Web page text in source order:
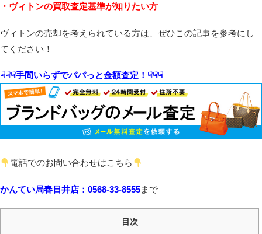
・ヴィトンの買取査定基準が知りたい方
ヴィトンの売却を考えられている方は、ぜひこの記事を参考にし
てください！
☟☟☟手間いらずでパパっと金額査定！☟☟☟
電話でのお問い合わせはこちら
かんてい局春日井店：0568-33-8555まで
目次